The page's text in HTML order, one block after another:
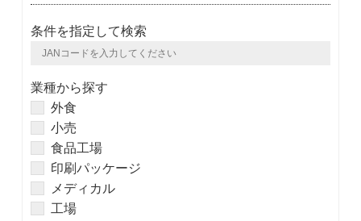
条件を指定して検索
業種から探す
外食
小売
食品工場
印刷パッケージ
メディカル
工場